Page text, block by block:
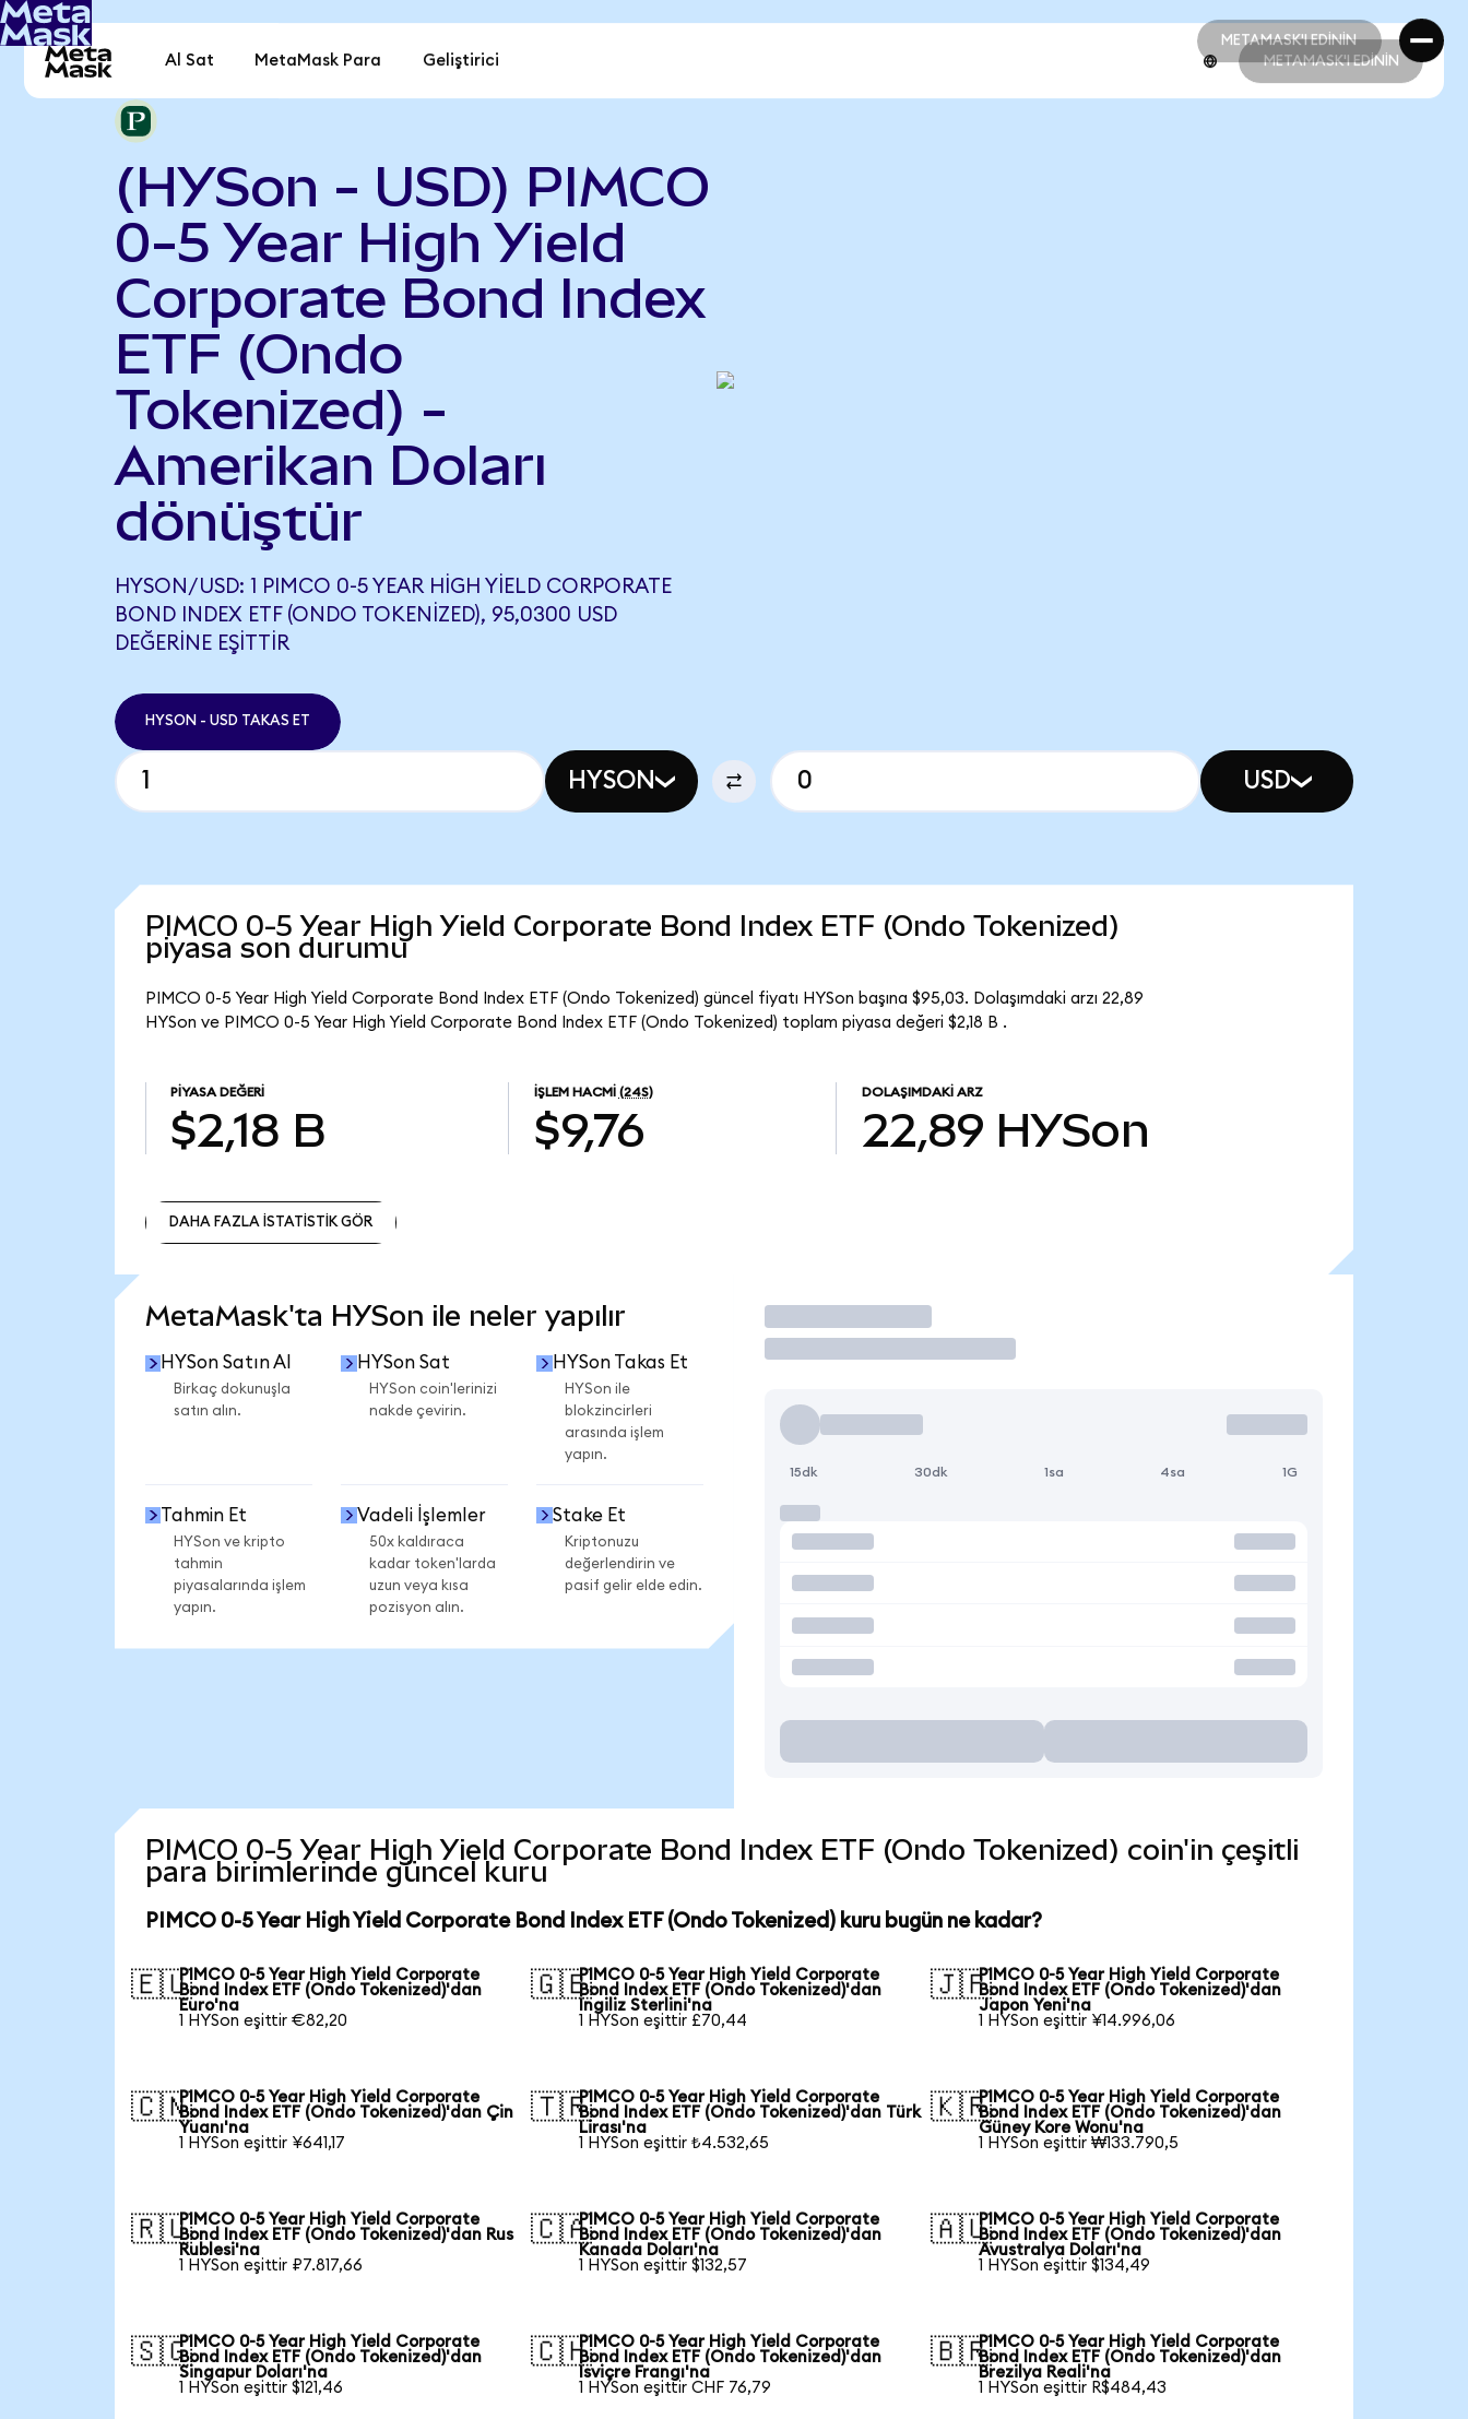
METAMASK'I EDİNİN
METAMASK'I EDİNİN
Al Sat MetaMask Para Geliştirici METAMASK'I EDİNİN
(HYSon - USD) PIMCO
0-5 Year High Yield
Corporate Bond Index
ETF (Ondo
Tokenized) -
Amerikan Doları
dönüştür
HYSON/USD: 1 PIMCO 0-5 YEAR HIGH YIELD CORPORATE
BOND INDEX ETF (ONDO TOKENIZED), 95,0300 USD
DEĞERINE EŞITTIR
HYSON - USD TAKAS ET
HYSON USD
PIMCO 0-5 Year High Yield Corporate Bond Index ETF (Ondo Tokenized)
piyasa son durumu
PIMCO 0-5 Year High Yield Corporate Bond Index ETF (Ondo Tokenized) güncel fiyatı HYSon başına $95,03. Dolaşımdaki arzı 22,89
HYSon ve PIMCO 0-5 Year High Yield Corporate Bond Index ETF (Ondo Tokenized) toplam piyasa değeri $2,18 B .
PIYASA DEĞERI
$2,18 B
İŞLEM HACMI (24S)
$9,76
DOLAŞIMDAKI ARZ
22,89 HYSon
DAHA FAZLA İSTATİSTİK GÖR
MetaMask'ta HYSon ile neler yapılır
HYSon Satın Al
Birkaç dokunuşla
satın alın.
HYSon Sat
HYSon coin'lerinizi
nakde çevirin.
HYSon Takas Et
HYSon ile
blokzincirleri
arasında işlem
yapın.
Tahmin Et
HYSon ve kripto
tahmin
piyasalarında işlem
yapın.
Vadeli İşlemler
50x kaldıraca
kadar token'larda
uzun veya kısa
pozisyon alın.
Stake Et
Kriptonuzu
değerlendirin ve
pasif gelir elde edin.
İşlem Yap
15dk 30dk 1sa 4sa 1G
PIMCO 0-5 Year High Yield Corporate Bond Index ETF (Ondo Tokenized) coin'in çeşitli
para birimlerinde güncel kuru
PIMCO 0-5 Year High Yield Corporate Bond Index ETF (Ondo Tokenized) kuru bugün ne kadar?
🇪🇺PIMCO 0-5 Year High Yield Corporate
Bond Index ETF (Ondo Tokenized)'dan
Euro'na
1 HYSon eşittir €82,20
🇬🇧PIMCO 0-5 Year High Yield Corporate
Bond Index ETF (Ondo Tokenized)'dan
İngiliz Sterlini'na
1 HYSon eşittir £70,44
🇯🇵PIMCO 0-5 Year High Yield Corporate
Bond Index ETF (Ondo Tokenized)'dan
Japon Yeni'na
1 HYSon eşittir ¥14.996,06
🇨🇳PIMCO 0-5 Year High Yield Corporate
Bond Index ETF (Ondo Tokenized)'dan Çin
Yuanı'na
1 HYSon eşittir ¥641,17
🇹🇷PIMCO 0-5 Year High Yield Corporate
Bond Index ETF (Ondo Tokenized)'dan Türk
Lirası'na
1 HYSon eşittir ₺4.532,65
🇰🇷PIMCO 0-5 Year High Yield Corporate
Bond Index ETF (Ondo Tokenized)'dan
Güney Kore Wonu'na
1 HYSon eşittir ₩133.790,5
🇷🇺PIMCO 0-5 Year High Yield Corporate
Bond Index ETF (Ondo Tokenized)'dan Rus
Rublesi'na
1 HYSon eşittir ₽7.817,66
🇨🇦PIMCO 0-5 Year High Yield Corporate
Bond Index ETF (Ondo Tokenized)'dan
Kanada Doları'na
1 HYSon eşittir $132,57
🇦🇺PIMCO 0-5 Year High Yield Corporate
Bond Index ETF (Ondo Tokenized)'dan
Avustralya Doları'na
1 HYSon eşittir $134,49
🇸🇬PIMCO 0-5 Year High Yield Corporate
Bond Index ETF (Ondo Tokenized)'dan
Singapur Doları'na
1 HYSon eşittir $121,46
🇨🇭PIMCO 0-5 Year High Yield Corporate
Bond Index ETF (Ondo Tokenized)'dan
İsviçre Frangı'na
1 HYSon eşittir CHF 76,79
🇧🇷PIMCO 0-5 Year High Yield Corporate
Bond Index ETF (Ondo Tokenized)'dan
Brezilya Reali'na
1 HYSon eşittir R$484,43